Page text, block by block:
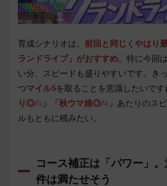
育成シナリオは、 前回と同じくやはり
ランドライブ」がおすすめ。特に今回
い分、スピードも盛りやすいです。き
つマイルSを取ることを意識したいです
り◎/○」「秋ウマ娘◎/○」 あたりのス
ルもともに積みたい。
コース補正は「パワー」
件は満たせそう